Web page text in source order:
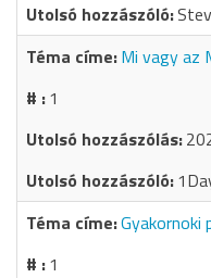
Mi vagy az
1
Gyakornoki
1